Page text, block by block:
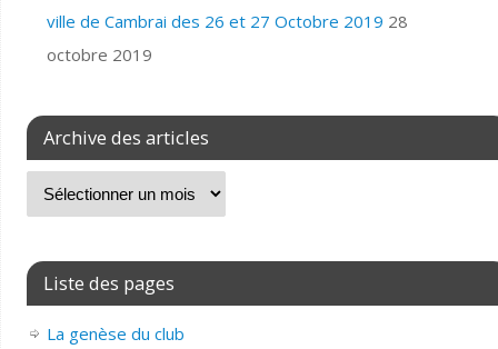
ville de Cambrai des 26 et 27 Octobre 2019 28
octobre 2019
Archive des articles
Liste des pages
La genèse du club